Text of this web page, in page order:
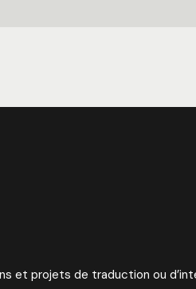
et projets de traduction ou